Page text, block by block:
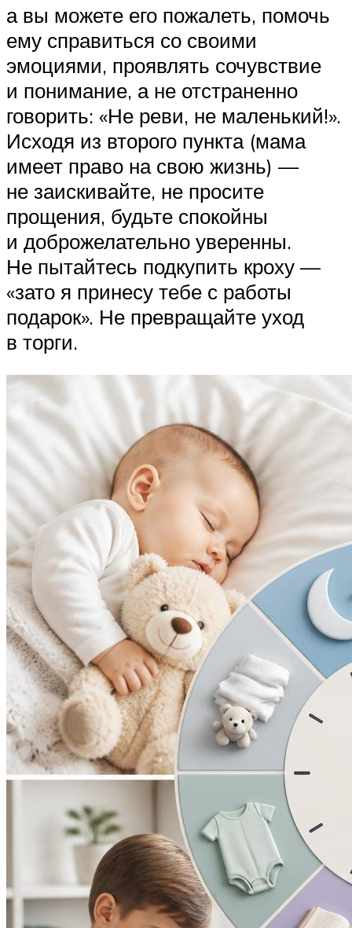
а вы можете его пожалеть, помочь
ему справиться со своими
эмоциями, проявлять сочувствие
и понимание, а не отстраненно
говорить: «Не реви, не маленький!».
Исходя из второго пункта (мама
имеет право на свою жизнь) —
не заискивайте, не просите
прощения, будьте спокойны
и доброжелательно уверенны.
Не пытайтесь подкупить кроху —
«зато я принесу тебе с работы
подарок». Не превращайте уход
в торги.